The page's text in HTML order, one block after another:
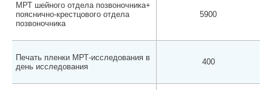
МРТ шейного отдела позвоночника+
пояснично-крестцового отдела
позвоночника
5900
Печать пленки МРТ-исследования в
день исследования
400